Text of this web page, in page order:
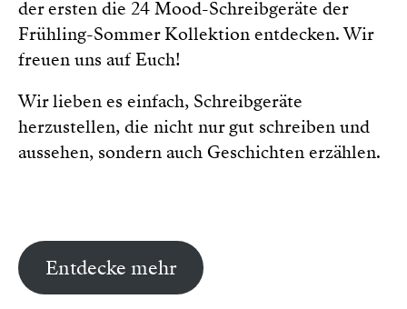
der ersten die 24 Mood-Schreibgeräte der
Frühling-Sommer Kollektion entdecken. Wir
freuen uns auf Euch!
Wir lieben es einfach, Schreibgeräte
herzustellen, die nicht nur gut schreiben und
aussehen, sondern auch Geschichten erzählen.
Entdecke mehr